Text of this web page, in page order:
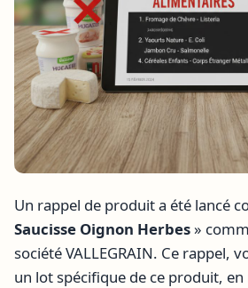
Un rappel de produit a été lancé
Saucisse Oignon Herbes»
société VALLEGRAIN. Ce rappel,
un lot spécifique de ce produit, en